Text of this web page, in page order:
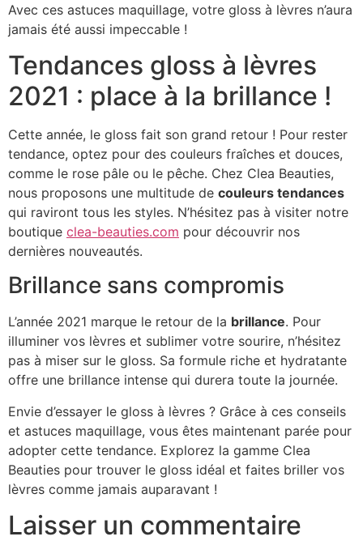
Avec ces astuces maquillage, votre gloss à lèvres n’aura
jamais été aussi impeccable !
Tendances gloss à lèvres
2021 : place à la brillance !
Cette année, le gloss fait son grand retour ! Pour rester
tendance, optez pour des couleurs fraîches et douces,
comme le rose pâle ou le pêche. Chez Clea Beauties,
nous proposons une multitude de couleurs tendances
qui raviront tous les styles. N’hésitez pas à visiter notre
boutique clea-beauties.com pour découvrir nos
dernières nouveautés.
Brillance sans compromis
L’année 2021 marque le retour de la brillance. Pour
illuminer vos lèvres et sublimer votre sourire, n’hésitez
pas à miser sur le gloss. Sa formule riche et hydratante
offre une brillance intense qui durera toute la journée.
Envie d’essayer le gloss à lèvres ? Grâce à ces conseils
et astuces maquillage, vous êtes maintenant parée pour
adopter cette tendance. Explorez la gamme Clea
Beauties pour trouver le gloss idéal et faites briller vos
lèvres comme jamais auparavant !
Laisser un commentaire